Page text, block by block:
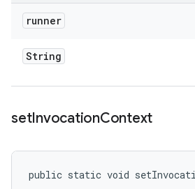
runner
String
setInvocationContext
public static void